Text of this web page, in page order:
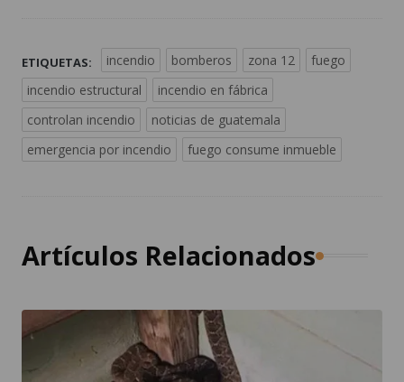
ETIQUETAS: incendio bomberos zona 12
fuego
incendio estructural
incendio en fábrica
controlan incendio
noticias de guatemala
emergencia por incendio
fuego consume inmueble
Artículos Relacionados